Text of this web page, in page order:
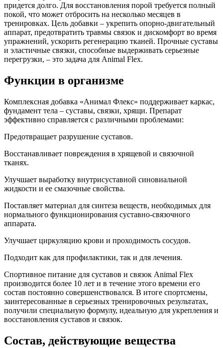
придется долго. Для восстановления порой требуется полный
покой, что может отбросить на несколько месяцев в
тренировках. Цель добавки – укрепить опорно-двигательный
аппарат, предотвратить травмы связок и дискомфорт во время
упражнений, ускорить регенерацию тканей. Прочные суставы
и эластичные связки, способные выдерживать серьезные
перегрузки, – это задача для Animal Flex.
Функции в организме
Комплексная добавка «Анимал Флекс» поддерживает каркас,
фундамент тела – суставы, связки, хрящи. Препарат
эффективно справляется с различными проблемами:
Предотвращает разрушение суставов.
Восстанавливает повреждения в хрящевой и связочной
тканях.
Улучшает выработку внутрисуставной синовиальной
жидкости и ее смазочные свойства.
Поставляет материал для синтеза веществ, необходимых для
нормального функционирования суставно-связочного
аппарата.
Улучшает циркуляцию крови и проходимость сосудов.
Подходит как для профилактики, так и для лечения.
Спортивное питание для суставов и связок Animal Flex
производится более 10 лет и в течение этого времени его
состав постоянно совершенствовался. В итоге спортсмены,
заинтересованные в серьезных тренировочных результатах,
получили специальную формулу, идеальную для укрепления и
восстановления суставов и связок.
Состав, действующие вещества